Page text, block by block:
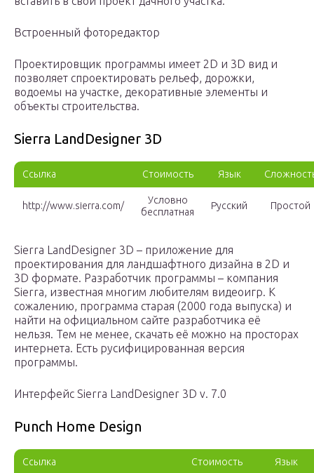
Встроенный фоторедактор
Проектировщик программы имеет 2D и 3D вид и
позволяет спроектировать рельеф, дорожки,
водоемы на участке, декоративные элементы и
объекты строительства.
Sierra LandDesigner 3D
Ссылка Стоимость Язык
http://www.sierra.com/
Условно
бесплатная
Русский Простой
Sierra LandDesigner 3D – приложение для
проектирования для ландшафтного дизайна в 2D и
3D формате. Разработчик программы – компания
Sierra, известная многим любителям видеоигр. К
сожалению, программа старая (2000 года выпуска) и
найти на официальном сайте разработчика её
нельзя. Тем не менее, скачать её можно на просторах
интернета. Есть русифицированная версия
программы.
Интерфейс Sierra LandDesigner 3D v. 7.0
Punch Home Design
Ссылка Стоимость Язык